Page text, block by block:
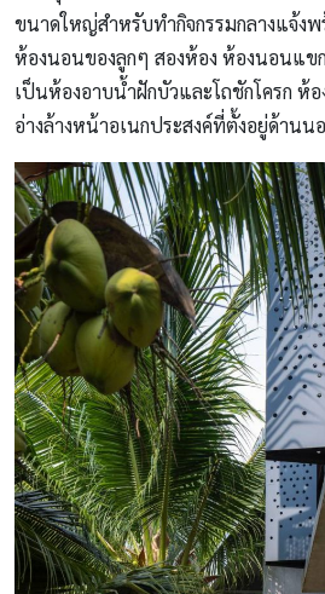
ขนาดใหญ่สำหรับทำกิจกรรมกลางแจ้ง
ห้องนอนของลูกๆ สองห้อง ห้องนอนแข
เป็นห้องอาบน้ำฝักบัวและโถชักโครก ห้
อ่างล้างหน้าอเนกประสงค์ที่ตั้งอยู่ด้านน